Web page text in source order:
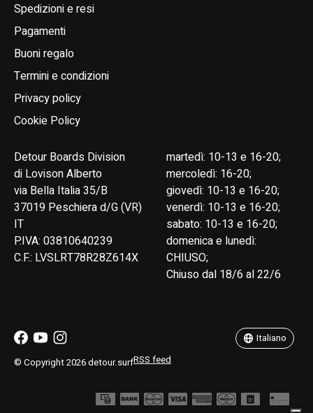
Spedizioni e resi
Pagamenti
Buoni regalo
Termini e condizioni
Privacy policy
Cookie Policy
Detour Boards Division
di Lovison Alberto
via Bella Italia 35/B
37019 Peschiera d/G (VR)
IT
P.IVA: 03810640239
C.F.: LVSLRT78R28Z614X
martedì: 10-13 e 16-20;
mercoledì: 16-20;
giovedì: 10-13 e 16-20;
venerdì: 10-13 e 16-20;
sabato: 10-13 e 16-20;
domenica e lunedì:
CHIUSO;
Chiuso dal 18/6 al 22/6
© Copyright 2026 detour.surfRSS feed
Italiano
English